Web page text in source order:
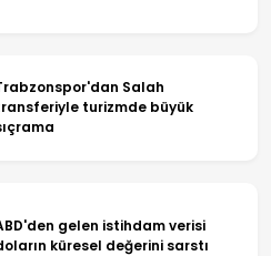
Salah
turizmde büyük
gelen istihdam verisi
küresel değerini sarstı